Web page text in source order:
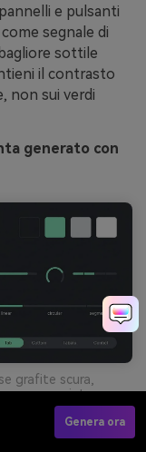
e pulsanti
segnale di
sottile
il contrasto
non sui verdi
generato con
grafite scura,
spaziatura
cornice telefono --ar
Genera ora